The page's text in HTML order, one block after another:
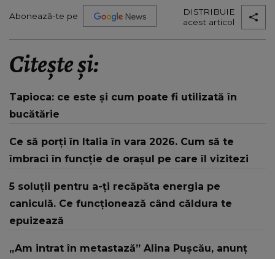
Abonează-te pe
DISTRIBUIE
acest articol
Citește și:
Tapioca: ce este și cum poate fi utilizată în
bucătărie
Ce să porți în Italia în vara 2026. Cum să te
îmbraci în funcție de orașul pe care îl vizitezi
5 soluții pentru a-ți recăpăta energia pe
caniculă. Ce funcționează când căldura te
epuizează
„Am intrat în metastază” Alina Pușcău, anunț